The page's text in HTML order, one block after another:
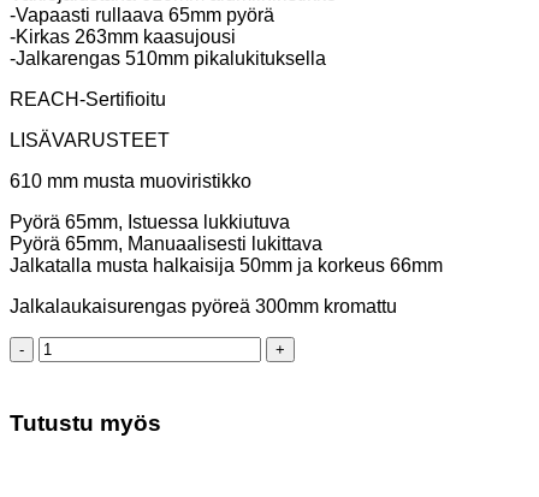
-Vapaasti rullaava 65mm pyörä
-Kirkas 263mm kaasujousi
-Jalkarengas 510mm pikalukituksella
REACH-Sertifioitu
LISÄVARUSTEET
610 mm musta muoviristikko
Pyörä 65mm, Istuessa lukkiutuva
Pyörä 65mm, Manuaalisesti lukittava
Jalkatalla musta halkaisija 50mm ja korkeus 66mm
Jalkalaukaisurengas pyöreä 300mm kromattu
Kassatuoli
kangas
Tutustu myös